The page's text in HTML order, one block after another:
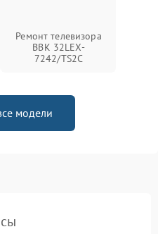
Ремонт телевизора
BBK 32LEX-
7242/TS2C
модели